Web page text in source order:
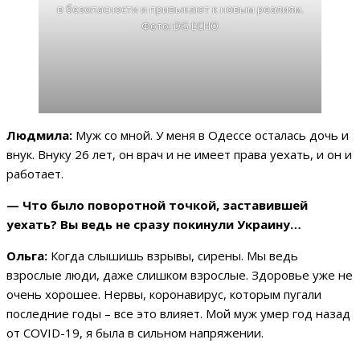
в безопасности и привыкают к новым реалиям.
Фото: DG ECHO
Людмила: Муж со мной. У меня в Одессе осталась дочь и
внук. Внуку 26 лет, он врач и не имеет права уехать, и он и
работает.
— Что было поворотной точкой, заставившей
уехать? Вы ведь не сразу покинули Украину…
Ольга: Когда слышишь взрывы, сирены. Мы ведь
взрослые люди, даже слишком взрослые. Здоровье уже не
очень хорошее. Нервы, коронавирус, которым пугали
последние годы – все это влияет. Мой муж умер год назад
от COVID-19, я была в сильном напряжении.